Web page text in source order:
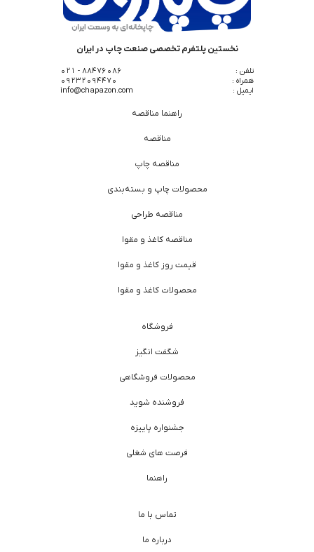
نخستین پلتفرم تخصصی صنعت چاپ در ایران
تلفن :
88476086 - 021
همراه :
09232094470
ایمیل :
info@chapazon.com
راهنما مناقصه
مناقصه
مناقصه چاپ
محصولات چاپ و بسته‌بندی
مناقصه طراحی
مناقصه کاغذ و مقوا
قیمت روز کاغذ و مقوا
محصولات کاغذ و مقوا
فروشگاه
شگفت انگیز
محصولات فروشگاهی
فروشنده شوید
جشنواره پاییزه
فرصت های شغلی
راهنما
تماس با ما
درباره ما